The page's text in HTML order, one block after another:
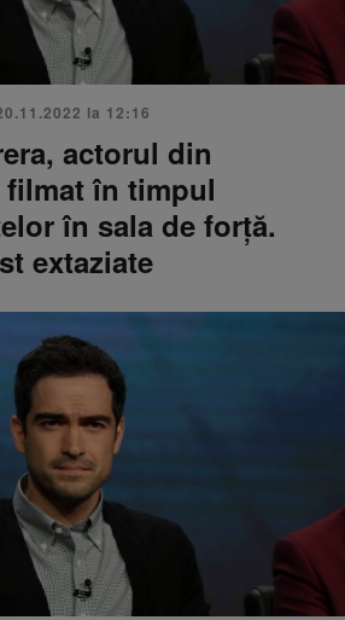
la 12:16
actorul din
filmat în timpul
în sala de forță.
extaziate